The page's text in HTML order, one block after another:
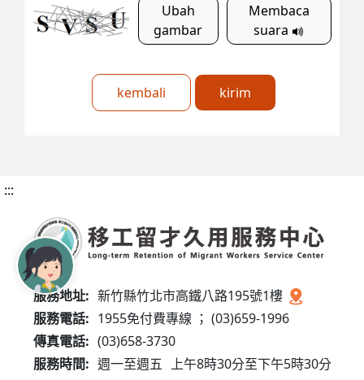
Ubah
gambar
Membaca
suara
kembali kirim
:::
服務地址: 新竹縣竹北市高鐵八路195號1樓
服務電話: 1955免付費專線 ； (03)659-1996
傳真電話: (03)658-3730
服務時間: 週一至週五 上午8時30分至下午5時30分